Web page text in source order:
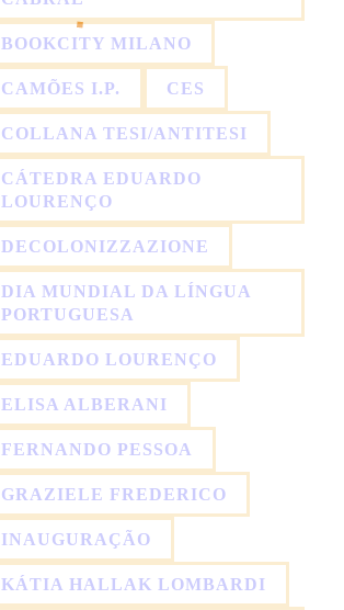
BOOKCITY MILANO
CAMÕES I.P. CES
COLLANA TESI/ANTITESI
CÁTEDRA EDUARDO
LOURENÇO
DECOLONIZZAZIONE
DIA MUNDIAL DA LÍNGUA
PORTUGUESA
EDUARDO LOURENÇO
ELISA ALBERANI
FERNANDO PESSOA
GRAZIELE FREDERICO
INAUGURAÇÃO
KÁTIA HALLAK LOMBARDI